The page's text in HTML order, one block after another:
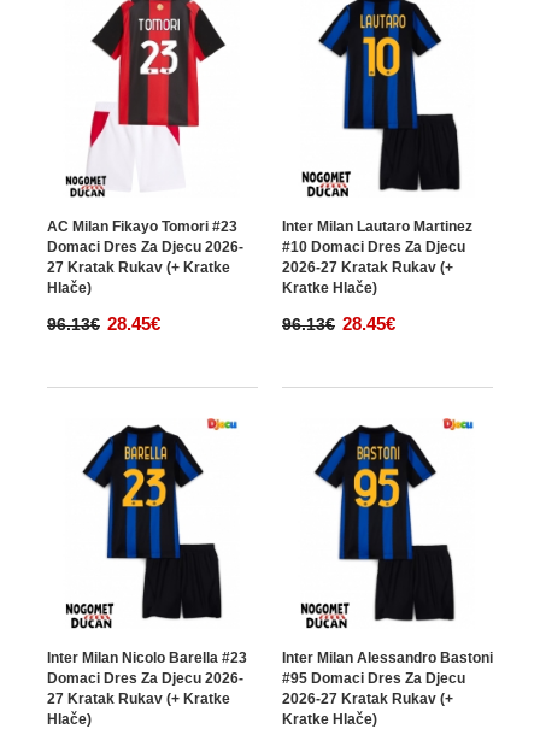
AC Milan Fikayo Tomori #23
Domaci Dres Za Djecu 2026-
27 Kratak Rukav (+ Kratke
Hlače)
96.13€ 28.45€
Inter Milan Lautaro Martinez
#10 Domaci Dres Za Djecu
2026-27 Kratak Rukav (+
Kratke Hlače)
96.13€ 28.45€
Inter Milan Nicolo Barella #23
Domaci Dres Za Djecu 2026-
27 Kratak Rukav (+ Kratke
Hlače)
Inter Milan Alessandro Bastoni
#95 Domaci Dres Za Djecu
2026-27 Kratak Rukav (+
Kratke Hlače)